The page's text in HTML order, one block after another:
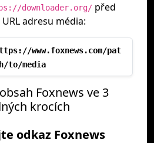
downloader.org/před
adresu média:
www.foxnews.com/pat
h/to/media
Foxnews ve 3
krocích
odkaz Foxnews